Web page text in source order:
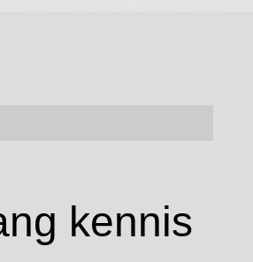
kennis